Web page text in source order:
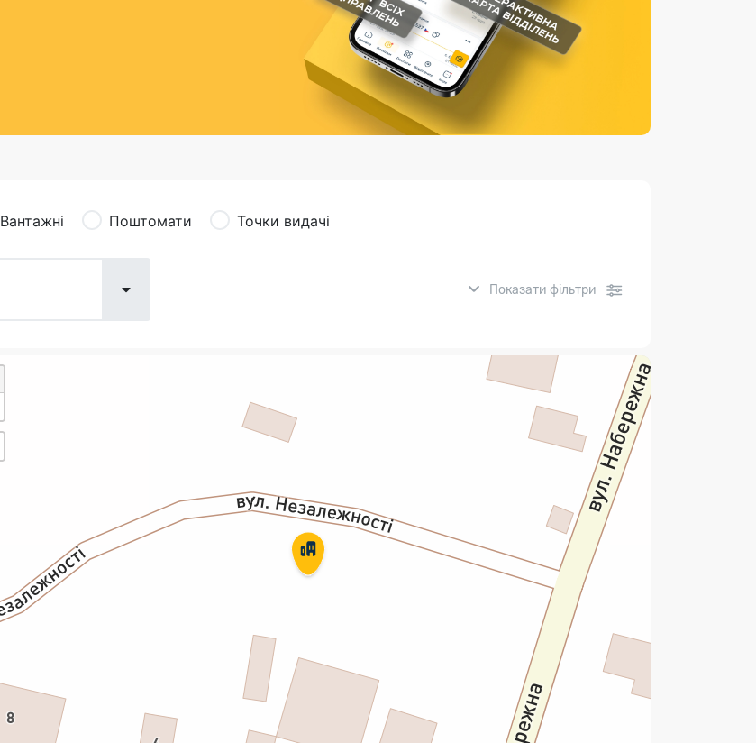
Страхові послуги
Каталог «Укрпошта Маркет»
Вантажні Поштомати Точки видачі
Показати фільтри
Укрпошта Стандарт/тариф «Базовий»
Доставка за межі України
Прийом вантажів